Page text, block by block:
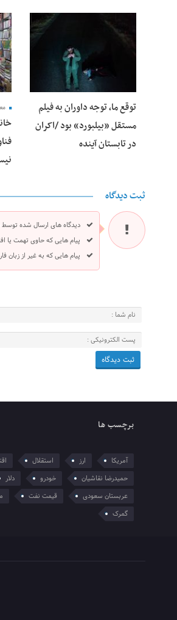
25 فوریه 2026
توقع ما، توجه داوران به فیلم
مستقل «بیلبورد» بود /اکران
در تابستان آینده
24
ثبت دیدگاه
دیدگاه های ارسال شده
پیام هایی که حاوی تهمت یا
پیام هایی که به غیر از
برچسب ها
آمریکا ارز استقلال
حمیدرضا نقاشیان
خودرو دلار
عربستان سعودی
قیمت نفت
گمرک